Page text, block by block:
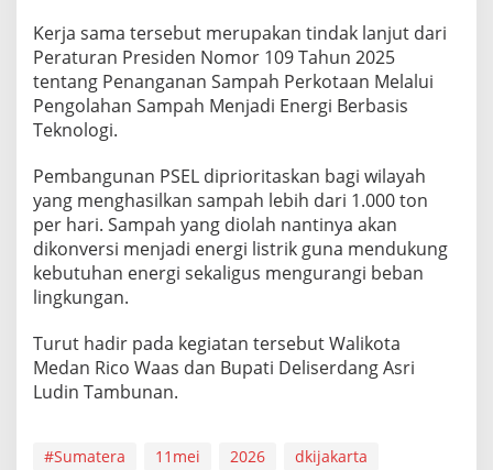
Kerja sama tersebut merupakan tindak lanjut dari
Peraturan Presiden Nomor 109 Tahun 2025
tentang Penanganan Sampah Perkotaan Melalui
Pengolahan Sampah Menjadi Energi Berbasis
Teknologi.
Pembangunan PSEL diprioritaskan bagi wilayah
yang menghasilkan sampah lebih dari 1.000 ton
per hari. Sampah yang diolah nantinya akan
dikonversi menjadi energi listrik guna mendukung
kebutuhan energi sekaligus mengurangi beban
lingkungan.
Turut hadir pada kegiatan tersebut Walikota
Medan Rico Waas dan Bupati Deliserdang Asri
Ludin Tambunan.
#Sumatera 11mei 2026
dkijakarta